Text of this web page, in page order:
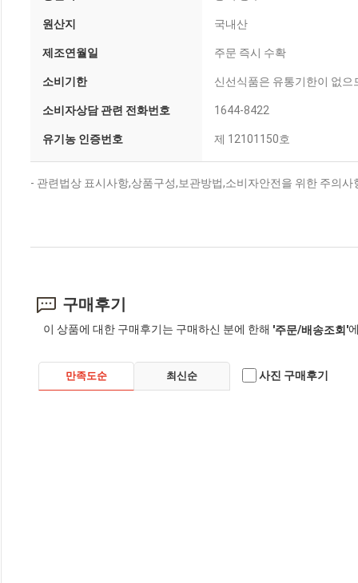
원산지 국내산
제조연월일 주문 즉시 수확
소비기한 신선식품은 유통기한이 없
소비자상담 관련 전화번호 1644-8422
유기농 인증번호 제 12101150호
- 관련법상 표시사항,상품구성,보관방법,소비자안전을 위한 주의
구매후기
이 상품에 대한 구매후기는 구매하신 분에 한해 '주문/배송조회'
만족도순 최신순 사진 구매후기